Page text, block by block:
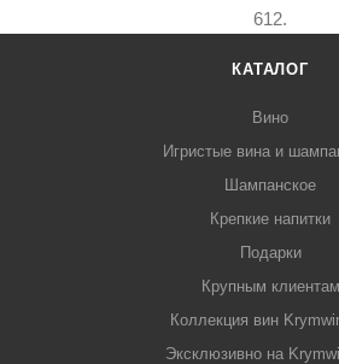
612.
КАТАЛОГ
Вино
Игристые вина и
Шампанское
Крепкие напитки
Подарки
Крупным клиентам
Коллекция вин
Эксклюзивно на